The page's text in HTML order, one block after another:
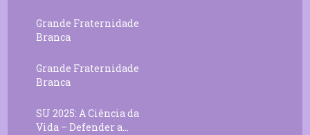
Grande Fraternidade
Branca
Grande Fraternidade
Branca
SU 2025: A Ciência da
Vida – Defender a...